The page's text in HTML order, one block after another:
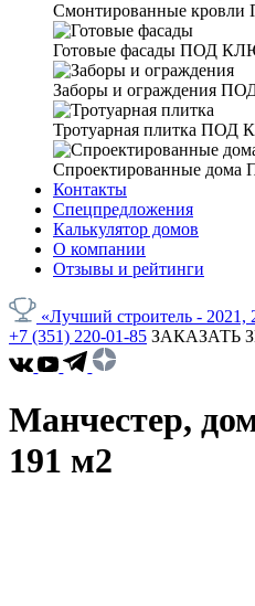
Смонтированные кровли
Готовые фасады ПОД
Заборы и ограждения
Тротуарная плитка ПОД
Спроектированные дома
Контакты
Спецпредложения
Калькулятор домов
О компании
Отзывы и рейтинги
«Лучший строитель - 2021,
+7 (351) 220-01-85 ЗАКАЗАТЬ
Манчестер,
191 м2